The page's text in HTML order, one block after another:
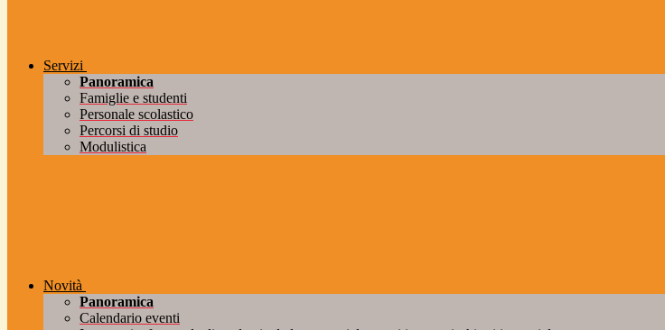
Servizi
Panoramica
Famiglie e studenti
Personale scolastico
Percorsi di studio
Modulistica
Novità
Panoramica
Calendario eventi